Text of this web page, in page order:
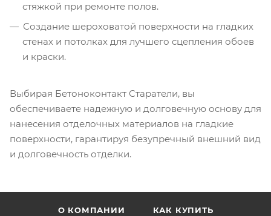
стяжкой при ремонте полов.
Создание шероховатой поверхности на гладких
стенах и потолках для лучшего сцепления обоев
и краски.
Выбирая Бетоноконтакт Старатели, вы
обеспечиваете надежную и долговечную основу для
нанесения отделочных материалов на гладкие
поверхности, гарантируя безупречный внешний вид
и долговечность отделки.
О КОМПАНИИ КАК КУПИТЬ